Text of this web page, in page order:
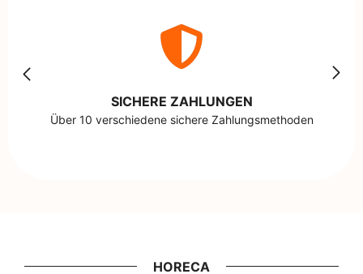
SICHERE ZAHLUNGEN
Über 10 verschiedene sichere Zahlungsmethoden
HORECA